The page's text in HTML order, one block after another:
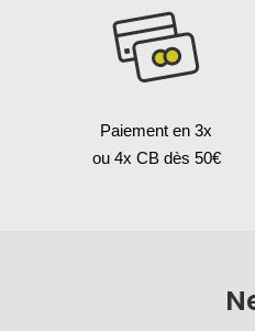
Paiement en 3x
ou 4x CB dès 50€